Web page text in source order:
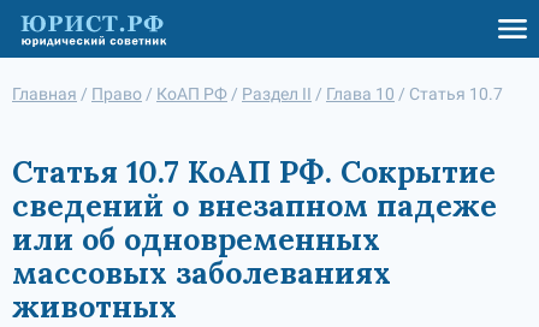
Главная / Право / КоАП РФ / Раздел II / Глава 10 / Статья 10.7
Статья 10.7 КоАП РФ. Сокрытие
сведений о внезапном падеже
или об одновременных
массовых заболеваниях
животных